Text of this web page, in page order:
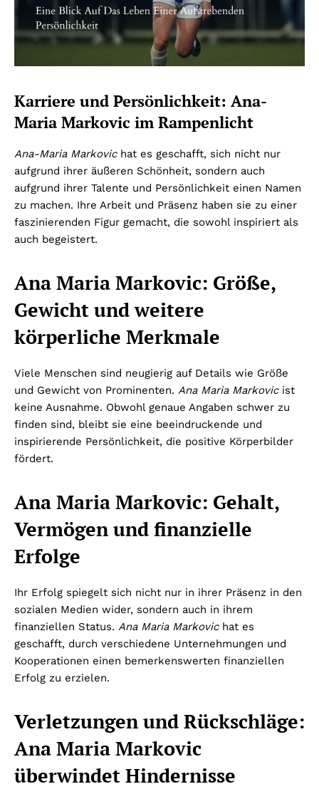
Karriere und Persönlichkeit: Ana-
Maria Markovic im Rampenlicht
Ana-Maria Markovichat es geschafft, sich nicht nur
aufgrund ihrer äußeren Schönheit, sondern auch
aufgrund ihrer Talente und Persönlichkeit einen Namen
zu machen. Ihre Arbeit und Präsenz haben sie zu einer
faszinierenden Figur gemacht, die sowohl inspiriert als
auch begeistert.
Ana Maria Markovic: Größe,
Gewicht und weitere
körperliche Merkmale
Viele Menschen sind neugierig auf Details wie Größe
und Gewicht von Prominenten. Ana Maria Markovicist
keine Ausnahme. Obwohl genaue Angaben schwer zu
finden sind, bleibt sie eine beeindruckende und
inspirierende Persönlichkeit, die positive Körperbilder
fördert.
Ana Maria Markovic: Gehalt,
Vermögen und finanzielle
Erfolge
Ihr Erfolg spiegelt sich nicht nur in ihrer Präsenz in den
sozialen Medien wider, sondern auch in ihrem
finanziellen Status. Ana Maria Markovichat es
geschafft, durch verschiedene Unternehmungen und
Kooperationen einen bemerkenswerten finanziellen
Erfolg zu erzielen.
Verletzungen und Rückschläge:
Ana Maria Markovic
überwindet Hindernisse